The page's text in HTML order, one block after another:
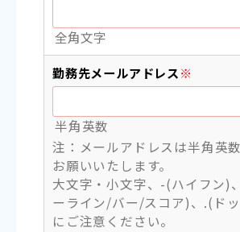
全角文字
勤務先メールアドレス※
半角英数
注：メールアドレスは半角英
お願いいたします。
大文字・小文字、-(ハイフン)
ーライン/バー/スコア)、.(ド
にご注意ください。